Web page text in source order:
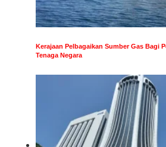
Kerajaan Pelbagaikan Sumber Gas Bagi
Tenaga Negara